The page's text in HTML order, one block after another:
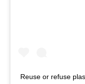
Reuse or refuse